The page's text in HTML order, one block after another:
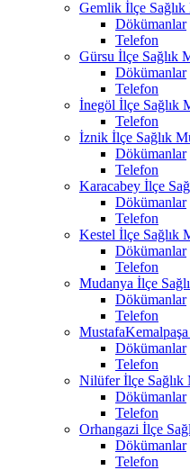
Gemlik İlçe
Dökümanlar
Telefon
Gürsu İlçe Sağlık
Dökümanlar
Telefon
İnegöl İlçe Sağlık
Telefon
İznik İlçe Sağlık
Dökümanlar
Telefon
Karacabey İlçe
Dökümanlar
Telefon
Kestel İlçe Sağlık
Dökümanlar
Telefon
Mudanya İlçe
Dökümanlar
Telefon
Dökümanlar
Telefon
Nilüfer İlçe Sağlık
Dökümanlar
Telefon
Orhangazi İlçe
Dökümanlar
Telefon